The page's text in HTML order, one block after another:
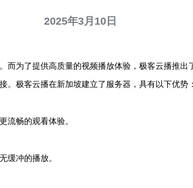
2025年3月10日
为了提供高质量的视频播放体验，极客云播推出
极客云播在新加坡建立了服务器，具有以下优势：
流畅的观看体验。
缓冲的播放。